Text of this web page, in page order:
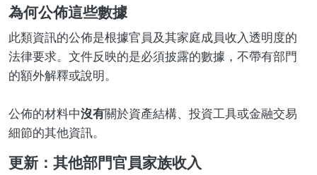
為何公佈這些數據
此類資訊的公佈是根據官員及其家庭成員收入透明度的
法律要求。文件反映的是必須披露的數據，不帶有部門
的額外解釋或說明。
公佈的材料中沒有關於資產結構、投資工具或金融交易
細節的其他資訊。
更新：其他部門官員家族收入